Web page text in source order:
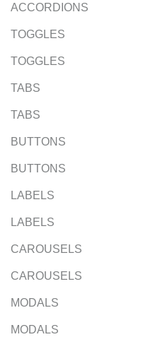
ACCORDIONS
TOGGLES
TOGGLES
TABS
TABS
BUTTONS
BUTTONS
LABELS
LABELS
CAROUSELS
CAROUSELS
MODALS
MODALS